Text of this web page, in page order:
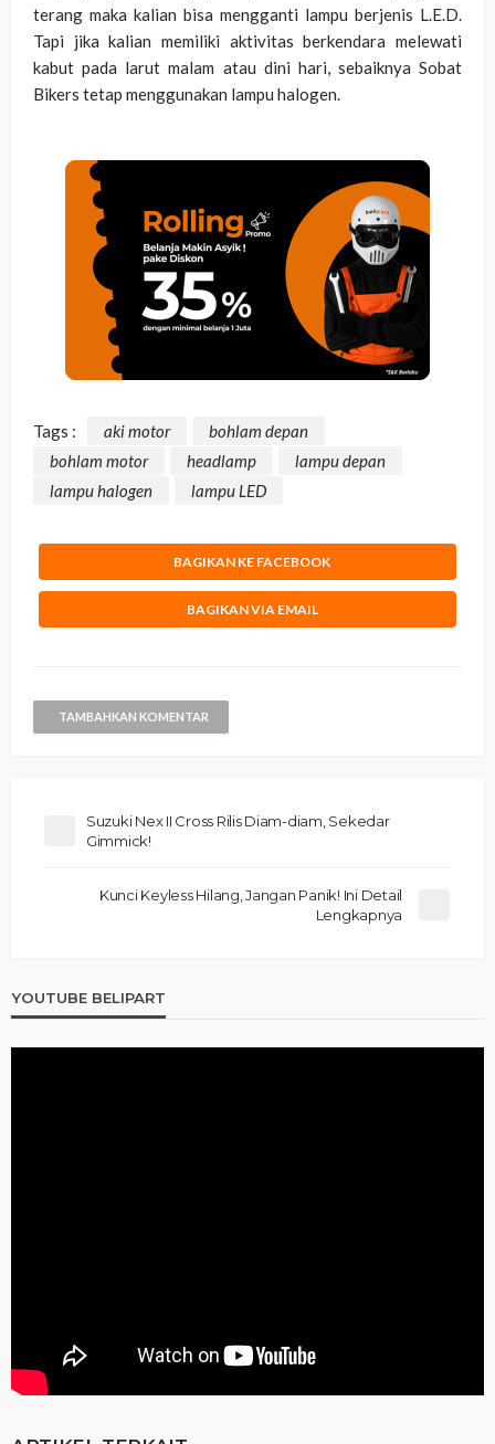
terang maka kalian bisa mengganti lampu berjenis L.E.D.
Tapi jika kalian memiliki aktivitas berkendara melewati
kabut pada larut malam atau dini hari, sebaiknya Sobat
Bikers tetap menggunakan lampu halogen.
Tags : aki motor
bohlam depan
bohlam motor
headlamp
lampu depan
lampu halogen
lampu LED
BAGIKAN KE FACEBOOK
BAGIKAN VIA EMAIL
TAMBAHKAN KOMENTAR
Suzuki Nex II Cross Rilis Diam-diam, Sekedar
Gimmick!
Kunci Keyless Hilang, Jangan Panik! Ini Detail
Lengkapnya
YOUTUBE BELIPART